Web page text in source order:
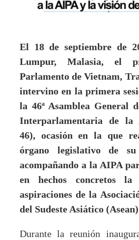
El 18 de septiembre de
Lumpur, Malasia, el
Parlamento de Vietnam,
intervino en la primera
la 46ª Asamblea General
Interparlamentaria de la
46), ocasión en la que
órgano legislativo de
acompañando a la AIPA
en hechos concretos
aspiraciones de la
del Sudeste Asiático
Durante la reunión